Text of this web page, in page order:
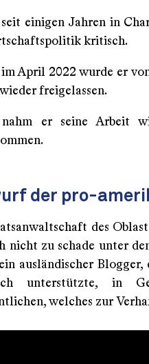
einigen Jahren in
kritisch.
April 2022 wurde er
freigelassen.
er seine Arbeit
der pro-
des Oblast
nicht zu schade unter
ausländischer
unterstützte, in
welches zur